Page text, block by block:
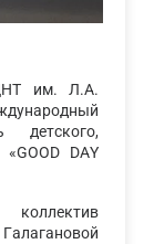
им. Л.А.
детского,
DAY